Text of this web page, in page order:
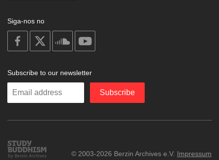
Siga-nos no
on
facebook
soundcloud
Subscribe to our newsletter
Enter
Subscribe
Study
Buddhism
© 2003-2026 Berzin Archives e.V. Impressum